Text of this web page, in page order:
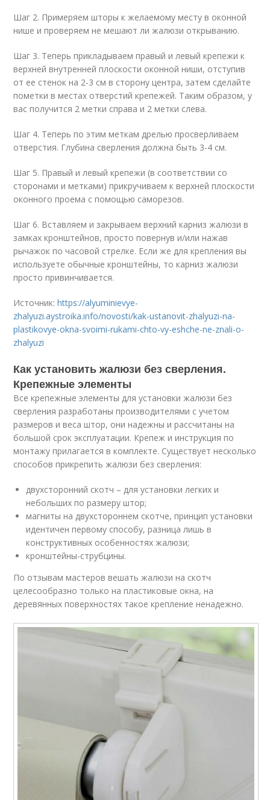
Шаг 2. Примеряем шторы к желаемому месту в оконной
нише и проверяем не мешают ли жалюзи открыванию.
Шаг 3. Теперь прикладываем правый и левый крепежи к
верхней внутренней плоскости оконной ниши, отступив
от ее стенок на 2-3 см в сторону центра, затем сделайте
пометки в местах отверстий крепежей. Таким образом, у
вас получится 2 метки справа и 2 метки слева.
Шаг 4. Теперь по этим меткам дрелью просверливаем
отверстия. Глубина сверления должна быть 3-4 см.
Шаг 5. Правый и левый крепежи (в соответствии со
сторонами и метками) прикручиваем к верхней плоскости
оконного проема с помощью саморезов.
Шаг 6. Вставляем и закрываем верхний карниз жалюзи в
замках кронштейнов, просто повернув и/или нажав
рычажок по часовой стрелке. Если же для крепления вы
используете обычные кронштейны, то карниз жалюзи
просто привинчивается.
Источник:https://alyuminievye-
zhalyuzi.aystroika.info/novosti/kak-ustanovit-zhalyuzi-na-
plastikovye-okna-svoimi-rukami-chto-vy-eshche-ne-znali-o-
zhalyuzi
Как установить жалюзи без сверления.
Крепежные элементы
Все крепежные элементы для установки жалюзи без
сверления разработаны производителями с учетом
размеров и веса штор, они надежны и рассчитаны на
большой срок эксплуатации. Крепеж и инструкция по
монтажу прилагается в комплекте. Существует несколько
способов прикрепить жалюзи без сверления:
двухсторонний скотч – для установки легких и
небольших по размеру штор;
магниты на двухстороннем скотче, принцип установки
идентичен первому способу, разница лишь в
конструктивных особенностях жалюзи;
кронштейны-струбцины.
По отзывам мастеров вешать жалюзи на скотч
целесообразно только на пластиковые окна, на
деревянных поверхностях такое крепление ненадежно.